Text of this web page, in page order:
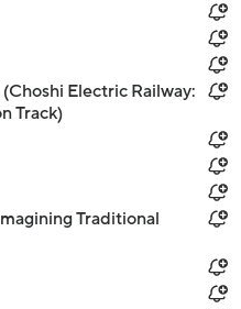
Electric Railway:
Track)
Traditional